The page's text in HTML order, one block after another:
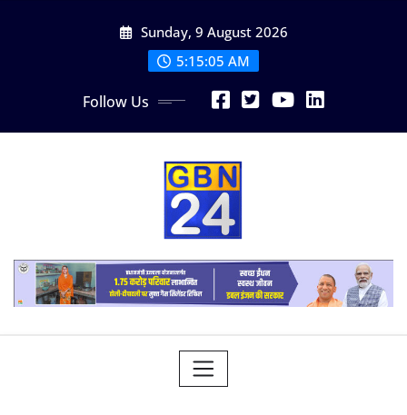
Sunday, 9 August 2026
5:15:06 AM
Follow Us